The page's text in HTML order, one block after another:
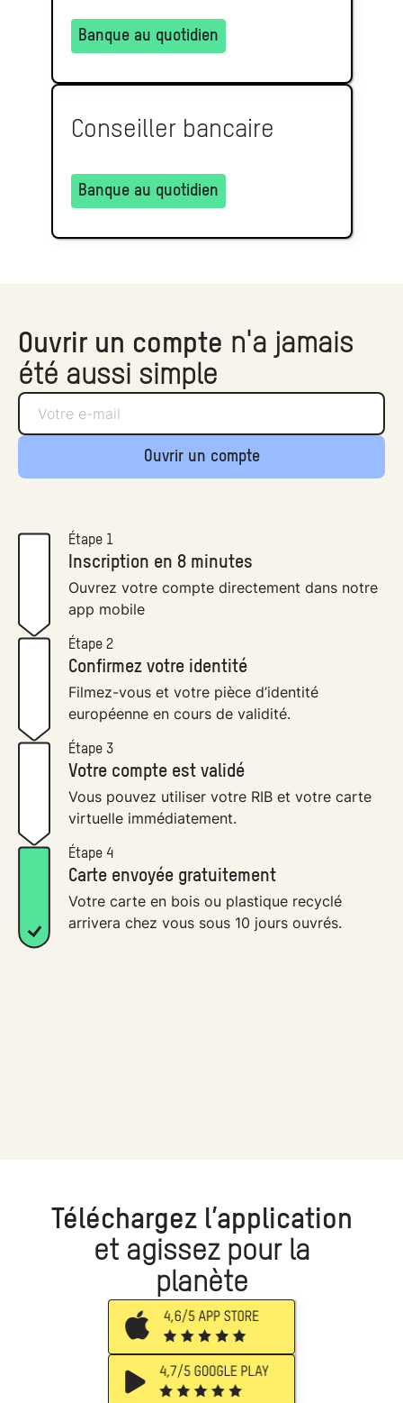
Banque au quotidien
Conseiller bancaire
Banque au quotidien
Ouvrir un compte n'a jamais
été aussi simple
Ouvrir un compte
Étape 1
Inscription en 8 minutes
Ouvrez votre compte directement dans notre
app mobile
Étape 2
Confirmez votre identité
Filmez-vous et votre pièce d’identité
européenne en cours de validité.
Étape 3
Votre compte est validé
Vous pouvez utiliser votre RIB et votre carte
virtuelle immédiatement.
Étape 4
Carte envoyée gratuitement
Votre carte en bois ou plastique recyclé
arrivera chez vous sous 10 jours ouvrés.
Téléchargez l’application
et agissez pour la
planète